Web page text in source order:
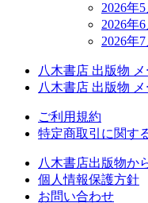
2026年
2026年
2026年
八木書店 出版物
八木書店 出版物
ご利用規約
特定商取引に関す
八木書店出版物か
個人情報保護方針
お問い合わせ